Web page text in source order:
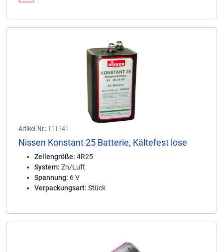
Artikel-Nr.: 111141
Nissen Konstant 25 Batterie, Kältefest lose
Zellengröße: 4R25
System: Zn/Luft
Spannung: 6 V
Verpackungsart: Stück